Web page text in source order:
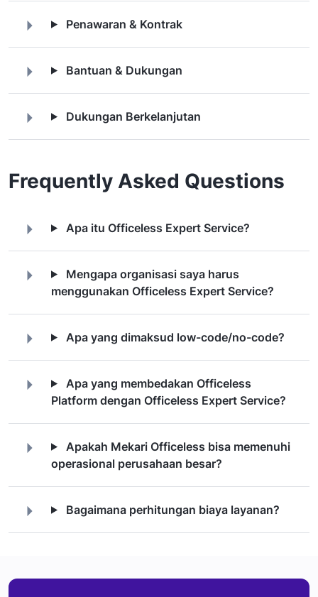
Penawaran & Kontrak
Bantuan & Dukungan
Dukungan Berkelanjutan
Frequently Asked Questions
Apa itu Officeless Expert Service?
Mengapa organisasi saya harus
menggunakan Officeless Expert Service?
Apa yang dimaksud low-code/no-code?
Apa yang membedakan Officeless
Platform dengan Officeless Expert Service?
Apakah Mekari Officeless bisa memenuhi
operasional perusahaan besar?
Bagaimana perhitungan biaya layanan?